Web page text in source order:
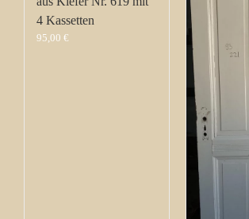
4 Kassetten
95,00 €